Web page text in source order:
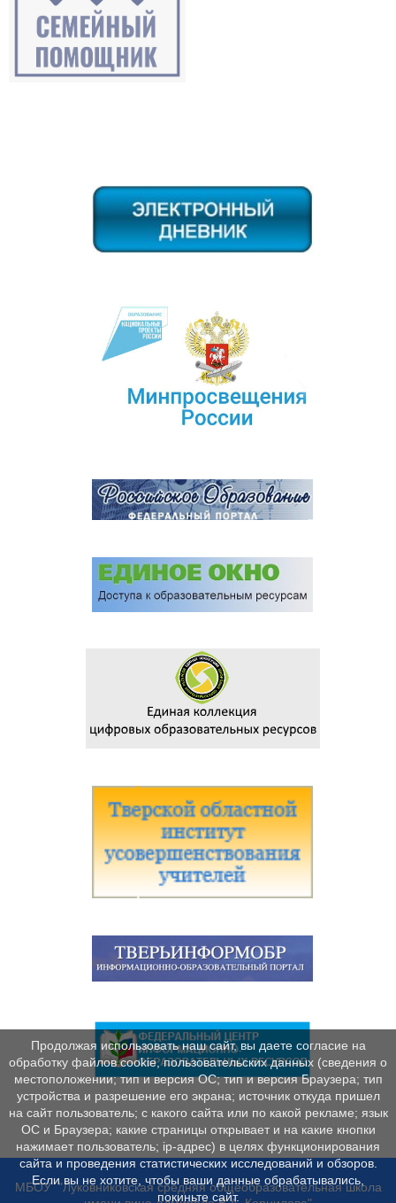
МБОУ "Луковниковская средняя общеобразовательная школа
Продолжая использовать наш сайт, вы даете согласие на
обработку файлов cookie, пользовательских данных (сведения о
местоположении; тип и версия ОС; тип и версия Браузера; тип
устройства и разрешение его экрана; источник откуда пришел
на сайт пользователь; с какого сайта или по какой рекламе; язык
ОС и Браузера; какие страницы открывает и на какие кнопки
нажимает пользователь; ip-адрес) в целях функционирования
сайта и проведения статистических исследований и обзоров.
Если вы не хотите, чтобы ваши данные обрабатывались,
покиньте сайт.